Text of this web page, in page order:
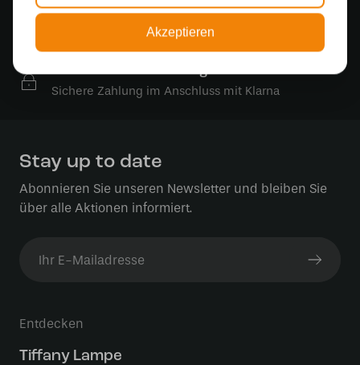
Kostenlose Lichtquellen
Die Bestellung umfasst die Lichtquelle
Sichere Zahlung im Anschluss mit Klarna
Stay up to date
Abonnieren Sie unseren Newsletter und bleiben Sie
über alle Aktionen informiert.
Entdecken
Tiffany Lampe
Akzeptieren